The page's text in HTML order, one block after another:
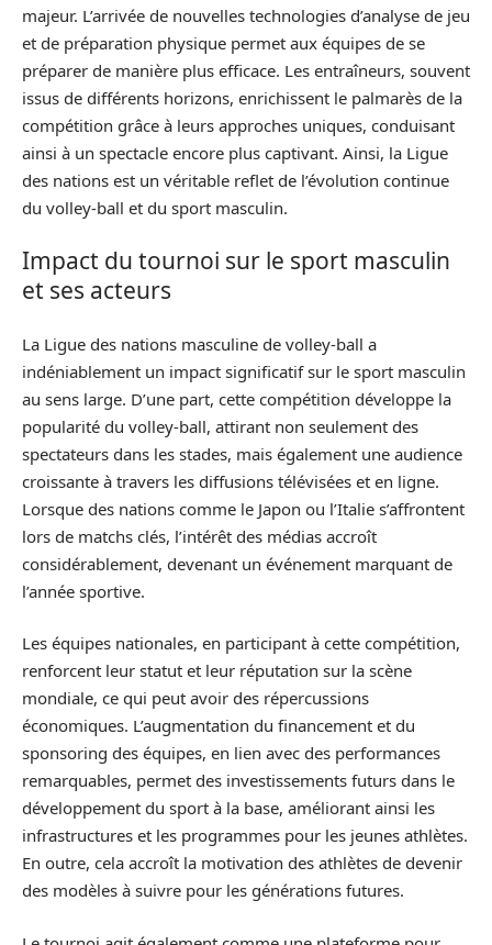
majeur. L’arrivée de nouvelles technologies d’analyse de jeu
et de préparation physique permet aux équipes de se
préparer de manière plus efficace. Les entraîneurs, souvent
issus de différents horizons, enrichissent le palmarès de la
compétition grâce à leurs approches uniques, conduisant
ainsi à un spectacle encore plus captivant. Ainsi, la Ligue
des nations est un véritable reflet de l’évolution continue
du volley-ball et du sport masculin.
Impact du tournoi sur le sport masculin
et ses acteurs
La Ligue des nations masculine de volley-ball a
indéniablement un impact significatif sur le sport masculin
au sens large. D’une part, cette compétition développe la
popularité du volley-ball, attirant non seulement des
spectateurs dans les stades, mais également une audience
croissante à travers les diffusions télévisées et en ligne.
Lorsque des nations comme le Japon ou l’Italie s’affrontent
lors de matchs clés, l’intérêt des médias accroît
considérablement, devenant un événement marquant de
l’année sportive.
Les équipes nationales, en participant à cette compétition,
renforcent leur statut et leur réputation sur la scène
mondiale, ce qui peut avoir des répercussions
économiques. L’augmentation du financement et du
sponsoring des équipes, en lien avec des performances
remarquables, permet des investissements futurs dans le
développement du sport à la base, améliorant ainsi les
infrastructures et les programmes pour les jeunes athlètes.
En outre, cela accroît la motivation des athlètes de devenir
des modèles à suivre pour les générations futures.